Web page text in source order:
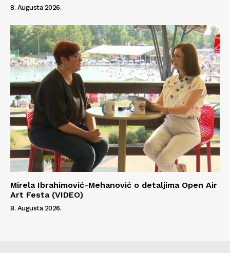
8. Augusta 2026.
Mirela Ibrahimović-Mehanović o detaljima Open Air
Art Festa (VIDEO)
8. Augusta 2026.